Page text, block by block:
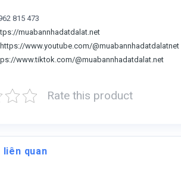
815 473
muabannhadatdalat.net
https://www.youtube.com/@muabannhadatdalatnet
www.tiktok.com/@muabannhadatdalat.net
Rate this product
liên quan